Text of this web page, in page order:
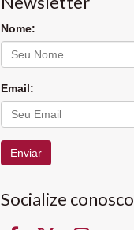
Nome:
Email:
Enviar
Socialize conosco